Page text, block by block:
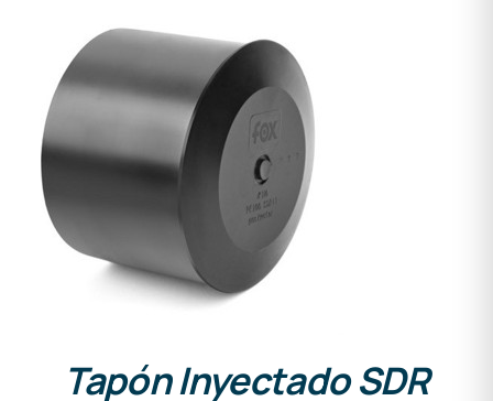
Tapón Inyectado SDR